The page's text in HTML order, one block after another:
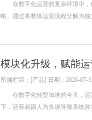
在数字化运营的复杂环境中，
略。通过将整体运营流程分解为
模块化升级，赋能
所属栏目：[产品] 日期：2026-07-
在数字化转型加速的今天，运
下，还容易因人为失误导致系统